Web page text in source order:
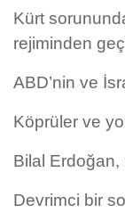
Kürt
rejiminden
ABD’nin ve
Köprüler ve
Bilal
Devrimci bir